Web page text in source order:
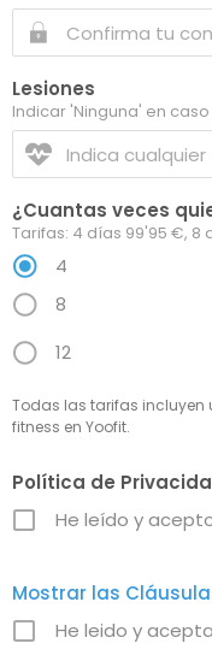
Lesiones
Indicar 'Ninguna' en
¿Cuantas veces
Tarifas: 4 días 99'95 €, 8
4
8
12
Todas las tarifas
fitness en Yoofit.
Política de
He leído y
Mostrar las
He leido y